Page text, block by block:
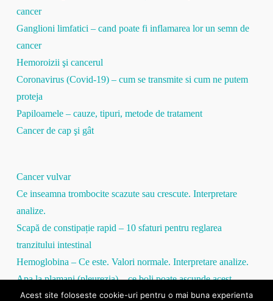
cancer
Ganglioni limfatici – cand poate fi inflamarea lor un semn de
cancer
Hemoroizii şi cancerul
Coronavirus (Covid-19) – cum se transmite si cum ne putem
proteja
Papiloamele – cauze, tipuri, metode de tratament
Cancer de cap şi gât
Cancer vulvar
Ce inseamna trombocite scazute sau crescute. Interpretare
analize.
Scapă de constipație rapid – 10 sfaturi pentru reglarea
tranzitului intestinal
Hemoglobina – Ce este. Valori normale. Interpretare analize.
Apa la plamani (pleurezia) – ce boli poate ascunde acest
simptom
Acest site foloseste cookie-uri pentru o mai buna experienta